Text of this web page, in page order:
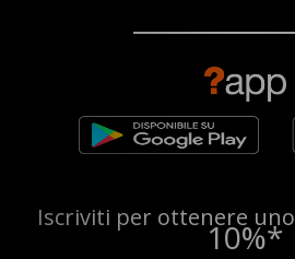
Iscriviti per ottenere uno
10%*